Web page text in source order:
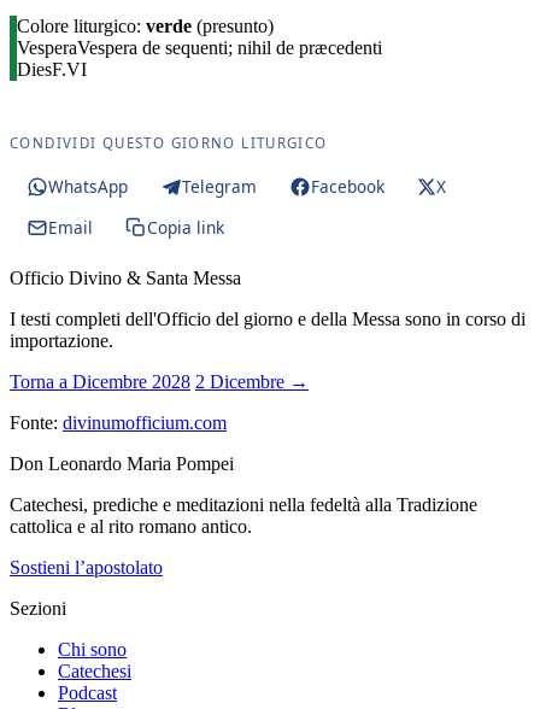
Colore liturgico: verde (presunto)
VesperaVespera de sequenti; nihil de præcedenti
DiesF.VI
CONDIVIDI QUESTO GIORNO LITURGICO
WhatsApp Telegram Facebook
X
Email
Copia link
Officio Divino & Santa Messa
I testi completi dell'Officio del giorno e della Messa sono in corso di
importazione.
Torna a Dicembre 2028 2 Dicembre →
Fonte: divinumofficium.com
Don Leonardo Maria Pompei
Catechesi, prediche e meditazioni nella fedeltà alla Tradizione
cattolica e al rito romano antico.
Sostieni l’apostolato
Sezioni
Chi sono
Catechesi
Podcast